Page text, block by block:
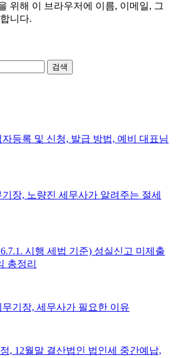
위해 이 브라우저에 이름, 이메일, 그
니다.
등록 및 신청, 발급 방법, 예비 대표님
장, 노량진 세무사가 알려주는 절세
시행 세법 기준) 성실신고 미제출
총정리
기장, 세무사가 필요한 이유
, 12월말 결산법인 법인세 중간예납,